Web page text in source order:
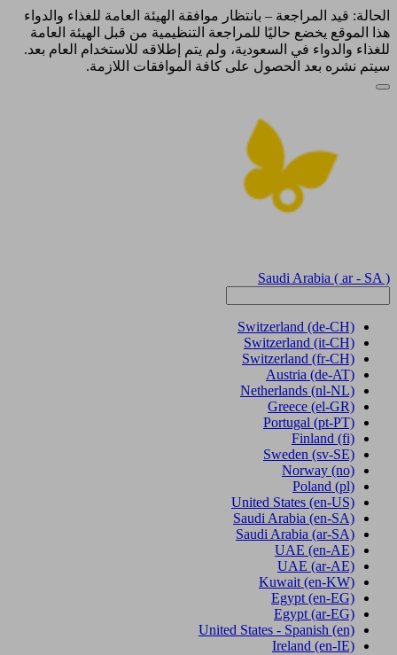
الحالة: قيد المراجعة – بانتظار موافقة الهيئة العامة للغذاء والدواء
هذا الموقع يخضع حاليًا للمراجعة التنظيمية من قبل الهيئة العامة
للغذاء والدواء في السعودية، ولم يتم إطلاقه للاستخدام العام بعد.
سيتم نشره بعد الحصول على كافة الموافقات اللازمة.
Saudi Arabia ( ar - SA )
Switzerland (de-CH)
Switzerland (it-CH)
Switzerland (fr-CH)
Austria (de-AT)
Netherlands (nl-NL)
Greece (el-GR)
Portugal (pt-PT)
Finland (fi)
Sweden (sv-SE)
Norway (no)
Poland (pl)
United States (en-US)
Saudi Arabia (en-SA)
Saudi Arabia (ar-SA)
UAE (en-AE)
UAE (ar-AE)
Kuwait (en-KW)
Egypt (en-EG)
Egypt (ar-EG)
United States - Spanish (en)
Ireland (en-IE)